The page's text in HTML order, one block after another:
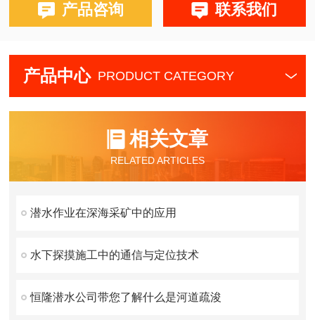
产品咨询 联系我们
产品中心 PRODUCT CATEGORY
相关文章
RELATED ARTICLES
潜水作业在深海采矿中的应用
水下探摸施工中的通信与定位技术
恒隆潜水公司带您了解什么是河道疏浚